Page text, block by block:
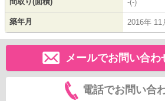
-(-)
築年月 2016年 11
メールでお問い合わ
電話でお問い合